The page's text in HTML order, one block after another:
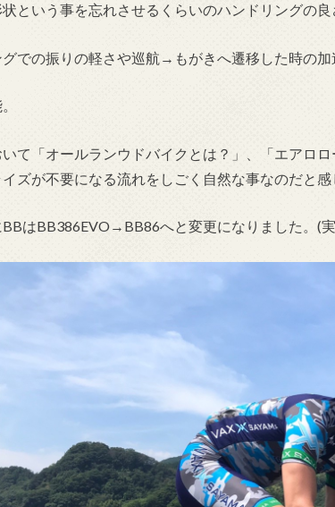
という事を忘れさせるくらいのハンドリングの良
グでの振りの軽さや巡航→もがきへ遷移した時の加
て「オールランウドバイクとは？」、「エアロ
ズが不要になる流れをしごく自然な事なのだと感
BBはBB386EVO→BB86へと変更になりました。(